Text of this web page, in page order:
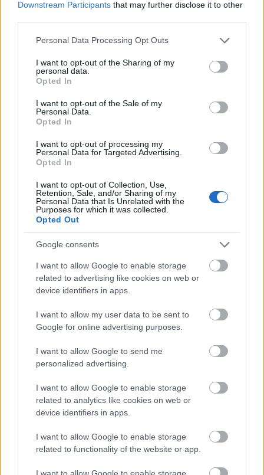
Downstream Participants that may further disclose it to other
Please note that this website/app uses one or more Google
not limited to your visit or usage behaviour. You may click to
grant or deny consent to Google and its third-party tags to
use your data for below specified purposes in below Google
consent section.
Personal Data Processing Opt Outs
I want to opt-out of the Sharing of my
personal data.
Opted In
I want to opt-out of the Sale of my
Personal Data.
Opted In
I want to opt-out of processing my
Personal Data for Targeted Advertising.
Opted In
I want to opt-out of Collection, Use,
Retention, Sale, and/or Sharing of my
Personal Data that Is Unrelated with the
Purposes for which it was collected.
Opted Out
Google consents
I want to allow Google to enable storage
related to advertising like cookies on web or
device identifiers in apps.
I want to allow my user data to be sent to
Google for online advertising purposes.
I want to allow Google to send me
personalized advertising.
I want to allow Google to enable storage
related to analytics like cookies on web or
device identifiers in apps.
I want to allow Google to enable storage
related to functionality of the website or app.
I want to allow Google to enable storage
telik könyvre. További információkat az
Forrás: MTI
Mese Gyermek Jótékonyság Marék Veronika
EGY ÚJ ANIMÁCIÓS FILMBEN
SZERETETCSOKI - EGY TÁBLA CSOKIVAL A